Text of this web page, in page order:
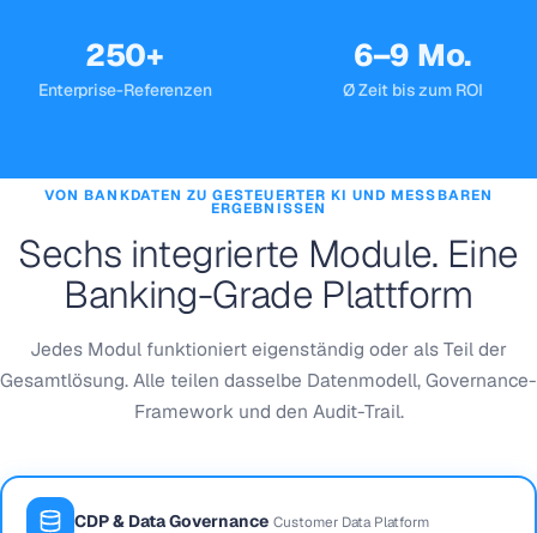
250+
Enterprise-Referenzen
6–9 Mo.
Ø Zeit bis zum ROI
VON BANKDATEN ZU GESTEUERTER KI UND MESSBAREN
ERGEBNISSEN
Sechs integrierte Module. Eine
Banking-Grade Plattform
Jedes Modul funktioniert eigenständig oder als Teil der
Gesamtlösung. Alle teilen dasselbe Datenmodell, Governance-
Framework und den Audit-Trail.
CDP & Data Governance Customer Data Platform